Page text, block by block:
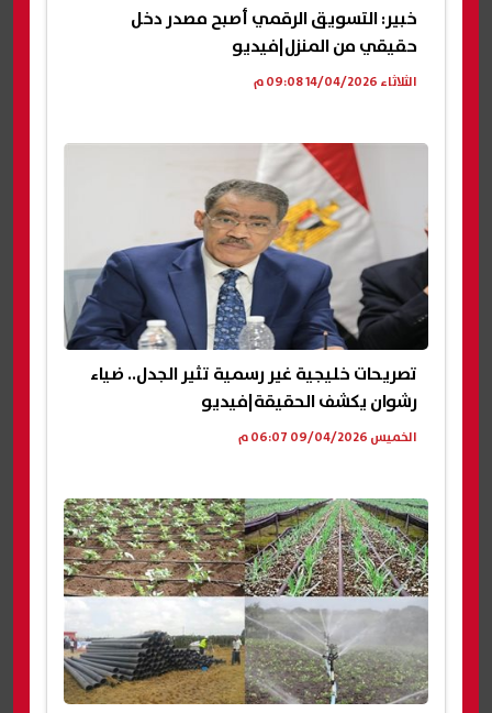
خبير: التسويق الرقمي أصبح مصدر دخل
حقيقي من المنزل|فيديو
الثلاثاء 14/04/2026 09:08 م
تصريحات خليجية غير رسمية تثير الجدل.. ضياء
رشوان يكشف الحقيقة|فيديو
الخميس 09/04/2026 06:07 م